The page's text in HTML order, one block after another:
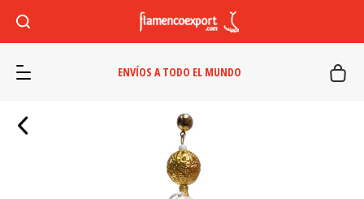
ENVÍOS A TODO EL MUNDO